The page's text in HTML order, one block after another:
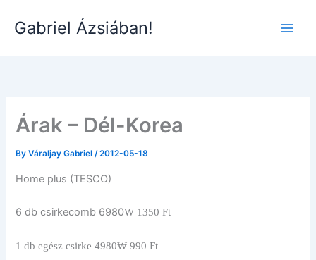
Gabriel Ázsiában!
Árak – Dél-Korea
ByVáraljay Gabriel/2012-05-18
Home plus (TESCO)
6 db csirkecomb 6980₩ 1350 Ft
1 db egész csirke 4980₩ 990 Ft